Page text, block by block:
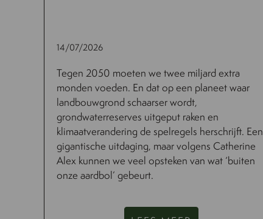
14/07/2026
Tegen 2050 moeten we twee miljard extra
monden voeden. En dat op een planeet waar
landbouwgrond schaarser wordt,
grondwaterreserves uitgeput raken en
klimaatverandering de spelregels herschrijft. Een
gigantische uitdaging, maar volgens Catherine
Alex kunnen we veel opsteken van wat ‘buiten
onze aardbol’ gebeurt.